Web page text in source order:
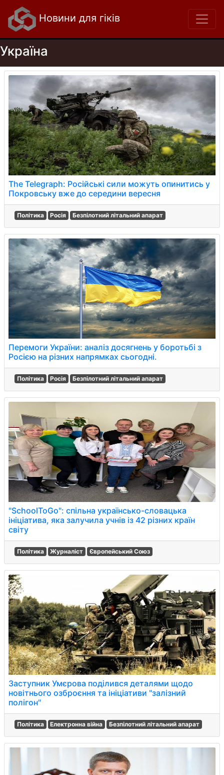
Новини для гіків
Україна
The Telegraph: Російські сили можуть опинитись у
Покровську вже до середини вересня
Політика Росія Безпілотний літальний апарат
Перемоги України: аналіз досягнень у боротьбі з
Росією на різних напрямках сьогодні.
Політика Росія Безпілотний літальний апарат
"SchoolToGo": спільна українсько-словацька
ініціатива, яка залучила учнів із 42 різних країн
світу
Політика Журналіст Європейський Союз
Заступник Умєрова поділився деталями щодо
новітнього озброєння та ініціативи "залізний
полігон"
Політика Електронна війна Безпілотний літальний апарат